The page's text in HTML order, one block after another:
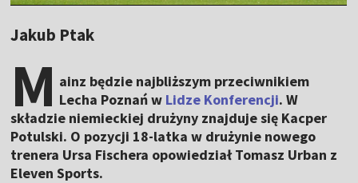
Jakub Ptak
M ainz będzie najbliższym przeciwnikiem
Lecha Poznań w Lidze Konferencji. W
składzie niemieckiej drużyny znajduje się Kacper
Potulski. O pozycji 18-latka w drużynie nowego
trenera Ursa Fischera opowiedział Tomasz Urban z
Eleven Sports.